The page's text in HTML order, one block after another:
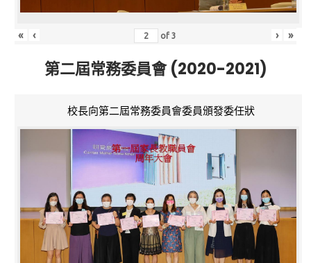
« ‹ of3 › »
第二屆常務委員會 (2020-2021)
校長向第二屆常務委員會委員頒發委任狀